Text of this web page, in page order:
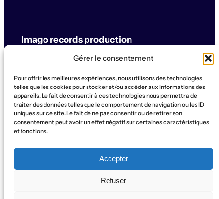
Gérer le consentement
Pour offrir les meilleures expériences, nous utilisons des technologies
telles que les cookies pour stocker et/ou accéder aux informations des
appareils. Le fait de consentir à ces technologies nous permettra de
traiter des données telles que le comportement de navigation ou les ID
uniques sur ce site. Le fait de ne pas consentir ou de retirer son
consentement peut avoir un effet négatif sur certaines caractéristiques
et fonctions.
Accepter
Refuser
Imago records production
© Imago records production
SUPPORT
ArtistesConcertsLabelProductionBoutiqueLa Ruche
ContactQui sommes-nous?
SOCIAL
Instagram
WhatsApp
Facebook
YouTube